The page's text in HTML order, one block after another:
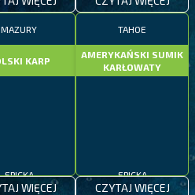
MAZURY
KARP
EPICKA
WIĘCEJ
TAHOE
AMERYKAŃSKI SUMIK
KARŁOWATY
EPICKA
CZYTAJ WIĘCEJ